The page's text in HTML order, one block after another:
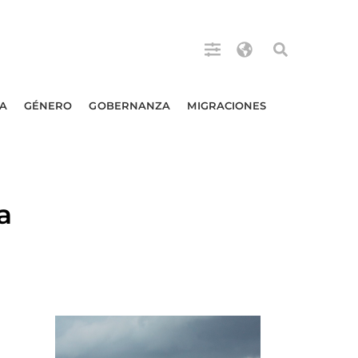
GÉNERO GOBERNANZA MIGRACIONES